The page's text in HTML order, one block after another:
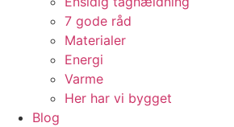
7 gode råd
Materialer
Energi
Varme
Her har vi bygget
Blog